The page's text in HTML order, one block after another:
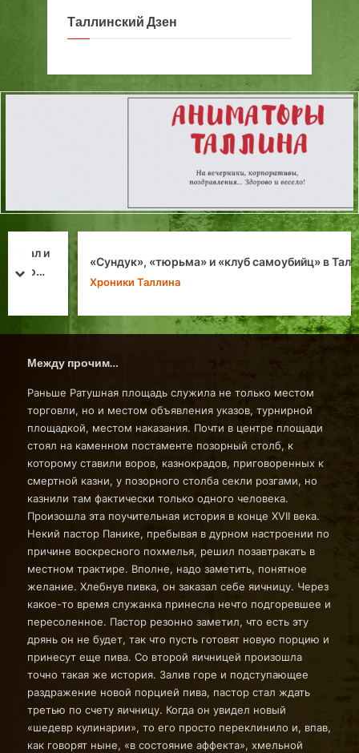
Таллинский Дзен
«Сундук», «тюрьма» и «клуб самоубийц» в Таллине
Хроники Таллина
prev
next
Между прочим…
Раньше Ратушная площадь служила не только местом
торговли, но и местом объявления указов, турнирной
площадкой, местом наказания. Почти в центре площади
стоял на каменном постаменте позорный столб, к
которому ставили воров, казнокрадов, приговоренных к
смертной казни, у позорного столба секли розгами, но
казнили там фактически только одного человека.
Произошла эта поучительная история в конце XVII века.
Некий пастор Панике, пребывая в дурном настроении по
причине воскресного похмелья, решил позавтракать в
местном трактире. Вполне, надо заметить, понятное
желание. Хлебнув пивка, он заказал себе яичницу. Через
какое-то время служанка принесла нечто подгоревшее и
пересоленное. Пастор резонно заметил, что есть эту
дрянь он не будет, так что пусть готовят новую порцию и
принесут еще пива. Со второй яичницей произошла
точно такая же история. Залив горе и подступающее
раздражение новой порцией пива, пастор стал ждать
третью по счету яичницу. Когда он увидел новый
«шедевр кулинарии», то его просто переклинило и, впав,
как говорят ныне, «в состояние аффекта», хмельной